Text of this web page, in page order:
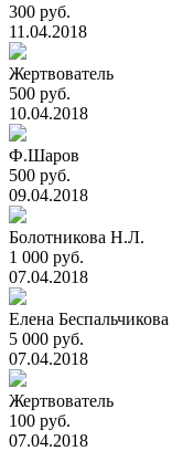
300 руб.
11.04.2018
Жертвователь
500 руб.
10.04.2018
Ф.Шаров
500 руб.
09.04.2018
Болотникова Н.Л.
1 000 руб.
07.04.2018
Елена Беспальчикова
5 000 руб.
07.04.2018
Жертвователь
100 руб.
07.04.2018